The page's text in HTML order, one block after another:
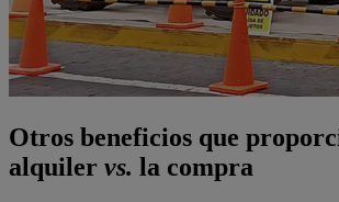
Otros beneficios que
alquiler vs. la compra